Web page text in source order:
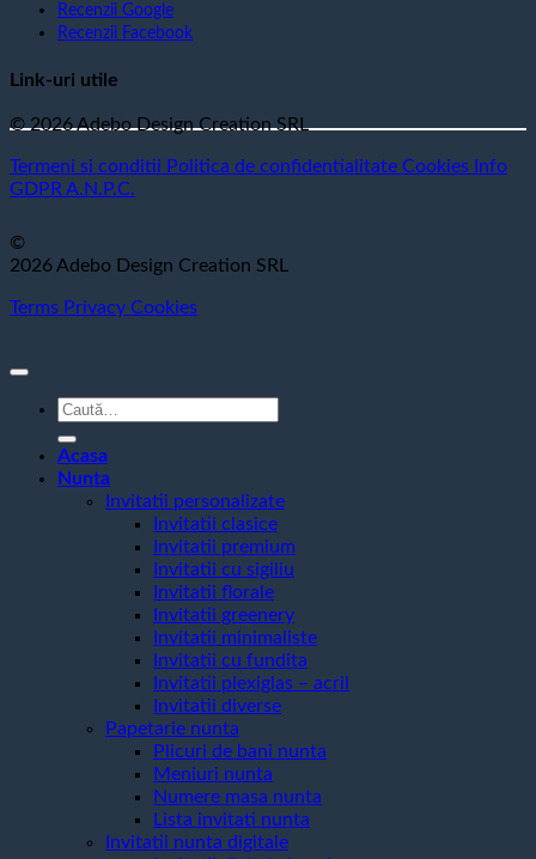
Recenzii Google
Recenzii Facebook
Link-uri utile
© 2026 Adebo Design Creation SRL
Termeni si conditii Politica de confidentialitate Cookies Info
GDPR A.N.P.C.
©
2026 Adebo Design Creation SRL
Terms Privacy Cookies
Caută
după:
Acasa
Nunta
Invitatii personalizate
Invitatii clasice
Invitatii premium
Invitatii cu sigiliu
Invitatii florale
Invitatii greenery
Invitatii minimaliste
Invitatii cu fundita
Invitatii plexiglas – acril
Invitatii diverse
Papetarie nunta
Plicuri de bani nunta
Meniuri nunta
Numere masa nunta
Lista invitati nunta
Invitatii nunta digitale